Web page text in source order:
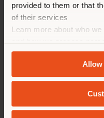
provided to them or that
of their services
Learn more about who
andCookie Policy.
Allow